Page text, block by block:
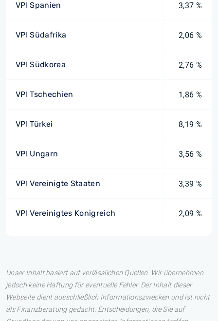
VPI Spanien 3,37 %
VPI Südafrika 2,06 %
VPI Südkorea 2,76 %
VPI Tschechien 1,86 %
VPI Türkei 8,19 %
VPI Ungarn 3,56 %
VPI Vereinigte Staaten 3,39 %
VPI Vereinigtes Konigreich 2,09 %
Unser Inhalt basiert auf verlässlichen Quellen. Wir übernehmen
jedoch keine Haftung für eventuelle Fehler. Der Inhalt dieser
Webseite dient ausschließlich Informationszwecken und ist nicht
als Finanzberatung gedacht. Entscheidungen, die Sie auf